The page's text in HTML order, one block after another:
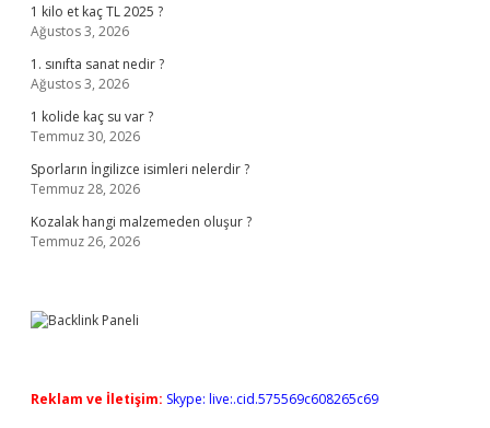
1 kilo et kaç TL 2025 ?
Ağustos 3, 2026
1. sınıfta sanat nedir ?
Ağustos 3, 2026
1 kolide kaç su var ?
Temmuz 30, 2026
Sporların İngilizce isimleri nelerdir ?
Temmuz 28, 2026
Kozalak hangi malzemeden oluşur ?
Temmuz 26, 2026
Reklam ve İletişim: Skype: live:.cid.575569c608265c69